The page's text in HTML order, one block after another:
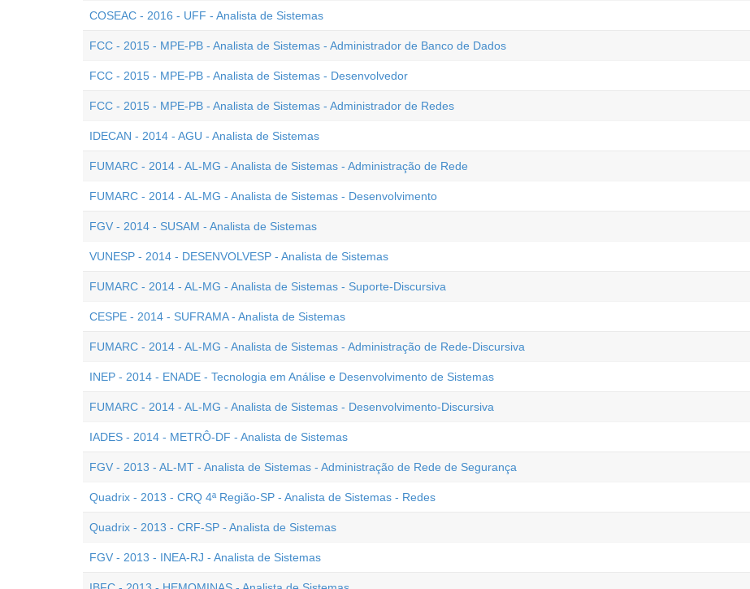
COSEAC - 2016 - UFF - Analista de Sistemas
FCC - 2015 - MPE-PB - Analista de Sistemas - Administrador de Banco de Dados
FCC - 2015 - MPE-PB - Analista de Sistemas - Desenvolvedor
FCC - 2015 - MPE-PB - Analista de Sistemas - Administrador de Redes
IDECAN - 2014 - AGU - Analista de Sistemas
FUMARC - 2014 - AL-MG - Analista de Sistemas - Administração de Rede
FUMARC - 2014 - AL-MG - Analista de Sistemas - Desenvolvimento
FGV - 2014 - SUSAM - Analista de Sistemas
VUNESP - 2014 - DESENVOLVESP - Analista de Sistemas
FUMARC - 2014 - AL-MG - Analista de Sistemas - Suporte-Discursiva
CESPE - 2014 - SUFRAMA - Analista de Sistemas
FUMARC - 2014 - AL-MG - Analista de Sistemas - Administração de Rede-Discursiva
INEP - 2014 - ENADE - Tecnologia em Análise e Desenvolvimento de Sistemas
FUMARC - 2014 - AL-MG - Analista de Sistemas - Desenvolvimento-Discursiva
IADES - 2014 - METRÔ-DF - Analista de Sistemas
FGV - 2013 - AL-MT - Analista de Sistemas - Administração de Rede de Segurança
Quadrix - 2013 - CRQ 4ª Região-SP - Analista de Sistemas - Redes
Quadrix - 2013 - CRF-SP - Analista de Sistemas
FGV - 2013 - INEA-RJ - Analista de Sistemas